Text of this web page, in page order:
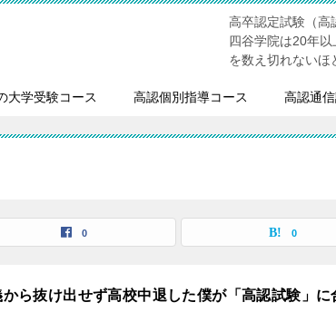
高卒認定試験（高
四谷学院は20年
を数え切れないほ
大学受験コース 高認個別指導コース 高認通
0 0
ら抜け出せず高校中退した僕が「高認試験」に